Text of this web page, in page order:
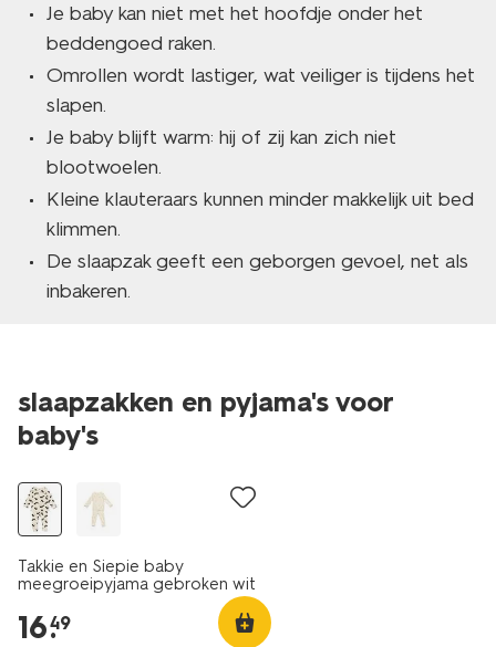
Je baby kan niet met het hoofdje onder het
beddengoed raken.
Omrollen wordt lastiger, wat veiliger is tijdens het
slapen.
Je baby blijft warm: hij of zij kan zich niet
blootwoelen.
Kleine klauteraars kunnen minder makkelijk uit bed
klimmen.
De slaapzak geeft een geborgen gevoel, net als
inbakeren.
slaapzakken en pyjama's voor
baby's
Takkie en Siepie baby
meegroeipyjama gebroken wit
16.
49